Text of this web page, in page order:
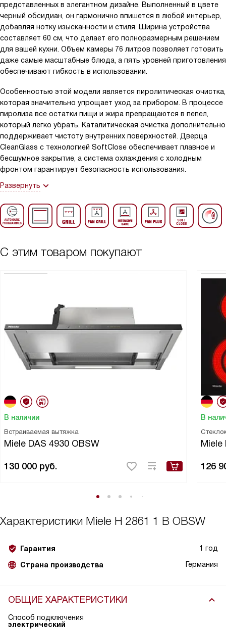
представленных в элегантном дизайне. Выполненный в цвете
черный обсидиан, он гармонично впишется в любой интерьер,
добавляя нотку изысканности и стиля. Ширина устройства
составляет 60 см, что делает его полноразмерным решением
для вашей кухни. Объем камеры 76 литров позволяет готовить
даже самые масштабные блюда, а пять уровней приготовления
обеспечивают гибкость в использовании.
Особенностью этой модели является пиролитическая очистка,
которая значительно упрощает уход за прибором. В процессе
пиролиза все остатки пищи и жира превращаются в пепел,
который легко убрать. Каталитическая очистка дополнительно
поддерживает чистоту внутренних поверхностей. Дверца
CleanGlass с технологией SoftClose обеспечивает плавное и
бесшумное закрытие, а система охлаждения с холодным
фронтом гарантирует безопасность использования.
Развернуть
С этим товаром покупают
В наличии
Встраиваемая вытяжка
Miele DAS 4930 OBSW
130 000 руб.
В
Miele
126
Характеристики Miele H 2861 1 B OBSW
Гарантия 1 год
Страна производства Германия
ОБЩИЕ ХАРАКТЕРИСТИКИ
Способ подключения
электрический